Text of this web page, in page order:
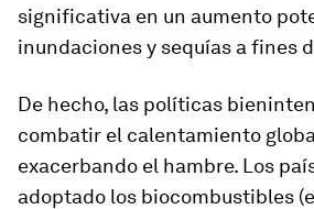
significativa en un aumento
inundaciones y sequías a fines
De hecho, las políticas
combatir el calentamiento
exacerbando el hambre. Los
adoptado los biocombustibles